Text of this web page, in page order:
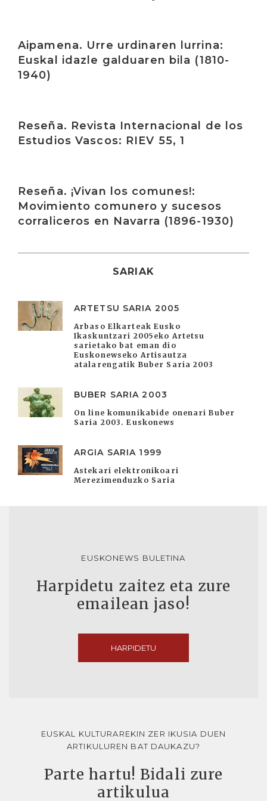
Aipamena. Urre urdinaren lurrina:
Euskal idazle galduaren bila (1810-
1940)
Reseña. Revista Internacional de los
Estudios Vascos: RIEV 55, 1
Reseña. ¡Vivan los comunes!:
Movimiento comunero y sucesos
corraliceros en Navarra (1896-1930)
SARIAK
ARTETSU SARIA 2005
Arbaso Elkarteak Eusko
Ikaskuntzari 2005eko Artetsu
sarietako bat eman dio
Euskonewseko Artisautza
atalarengatik Buber Saria 2003
BUBER SARIA 2003
On line komunikabide onenari Buber
Saria 2003. Euskonews
ARGIA SARIA 1999
Astekari elektronikoari
Merezimenduzko Saria
EUSKONEWS BULETINA
Harpidetu zaitez eta zure
emailean jaso!
HARPIDETU
EUSKAL KULTURAREKIN ZER IKUSIA DUEN
ARTIKULUREN BAT DAUKAZU?
Parte hartu! Bidali zure
artikulua